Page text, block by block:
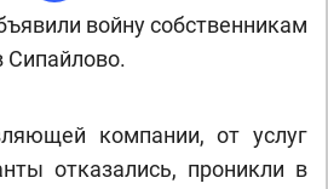
войну собственникам
Сипайлово.
компании, от услуг
отказались, проникли в